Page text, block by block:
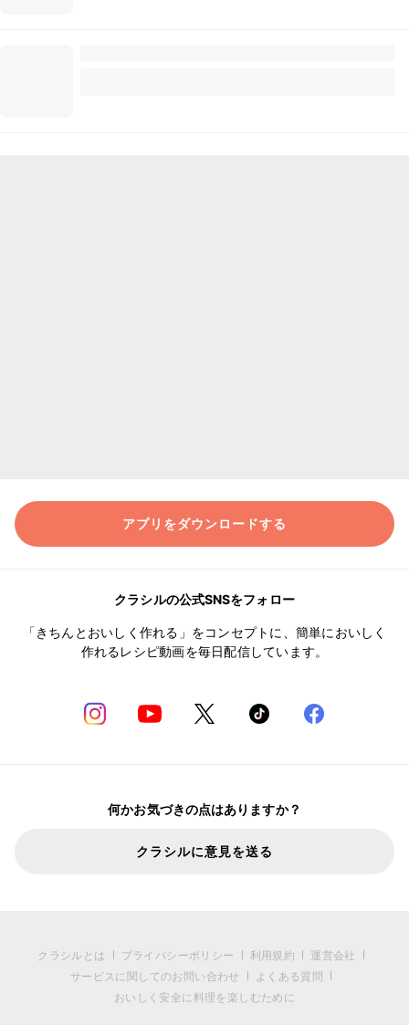
アプリをダウンロードする
クラシルの公式SNSをフォロー
「きちんとおいしく作れる」をコンセプトに、簡単においしく
作れるレシピ動画を毎日配信しています。
何かお気づきの点はありますか？
クラシルに意見を送る
クラシルとは プライバシーポリシー 利用規約
運営会社
サービスに関してのお問い合わせ
よくある質問
おいしく安全に料理を楽しむために